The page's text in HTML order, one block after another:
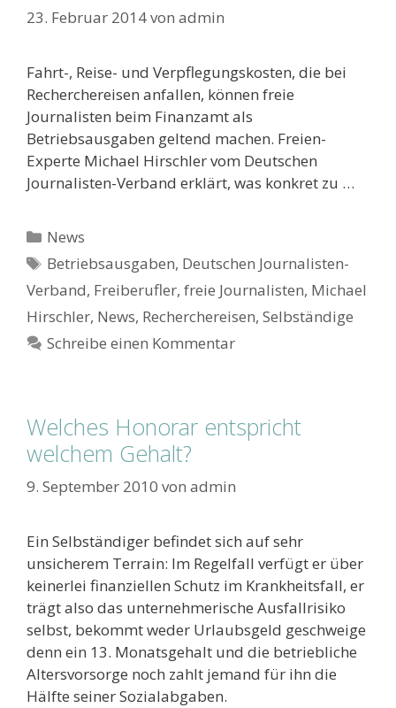
23. Februar 2014von admin
Fahrt-, Reise- und Verpflegungskosten, die bei
Recherchereisen anfallen, können freie
Journalisten beim Finanzamt als
Betriebsausgaben geltend machen. Freien-
Experte Michael Hirschler vom Deutschen
Journalisten-Verband erklärt, was konkret zu …
Kategorien
News
Schlagwörter
Betriebsausgaben, Deutschen Journalisten-
Verband, Freiberufler, freie Journalisten, Michael
Hirschler, News, Recherchereisen, Selbständige
Schreibe einen Kommentar
Welches Honorar entspricht
welchem Gehalt?
9. September 2010 von admin
Ein Selbständiger befindet sich auf sehr
unsicherem Terrain: Im Regelfall verfügt er über
keinerlei finanziellen Schutz im Krankheitsfall, er
trägt also das unternehmerische Ausfallrisiko
selbst, bekommt weder Urlaubsgeld geschweige
denn ein 13. Monatsgehalt und die betriebliche
Altersvorsorge noch zahlt jemand für ihn die
Hälfte seiner Sozialabgaben.